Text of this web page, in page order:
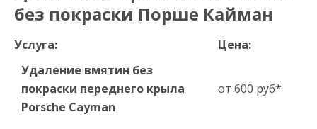
без покраски Порше Кайман
Услуга:
Цена:
Удаление вмятин без
покраски переднего крыла
Porsche Cayman
от 600 руб*